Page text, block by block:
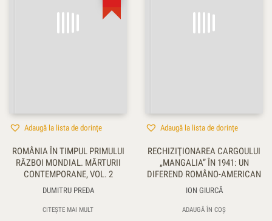
Adaugă la lista de dorințe
ROMÂNIA ÎN TIMPUL PRIMULUI
RĂZBOI MONDIAL. MĂRTURII
CONTEMPORANE, VOL. 2
DUMITRU PREDA
CITEȘTE MAI MULT
Adaugă la lista de dorințe
RECHIZIŢIONAREA CARGOULUI
„MANGALIA” ÎN 1941: UN
DIFEREND ROMÂNO-AMERICAN
ION GIURCĂ
ADAUGĂ ÎN COȘ